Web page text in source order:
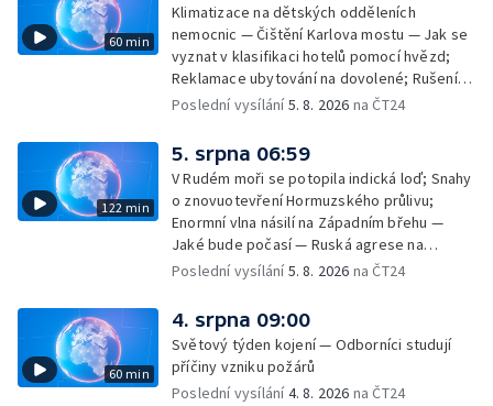
60 min
Klimatizace na dětských odděleních
nemocnic — Čištění Karlova mostu — Jak se
vyznat v klasifikaci hotelů pomocí hvězd;
Reklamace ubytování na dovolené; Rušení
dovolené kvůli přírodním živlům; Práva
na dovolené v zahraničí; Platby a výběry na
dovolené v zahraničí — Těžba léčivé rašeliny
u Malé Morávky
Poslední vysílání5. 8. 2026 na ČT24
122 min
5. srpna 06:59
V Rudém moři se potopila indická loď; Snahy
o znovuotevření Hormuzského průlivu;
Enormní vlna násilí na Západním břehu —
Jaké bude počasí — Ruská agrese na
Ukrajině — Vliv veder na lidské orgány — Při
— Třem obcím na Brněnsku dočasně došla
pitná voda — SP v orientačním běhu v Česku
— Horko a požáry sužují Evropu — Rybářský
příměstský tábor
Poslední vysílání5. 8. 2026 na ČT24
60 min
4. srpna 09:00
Světový týden kojení — Odborníci studují
příčiny vzniku požárů
Poslední vysílání4. 8. 2026 na ČT24